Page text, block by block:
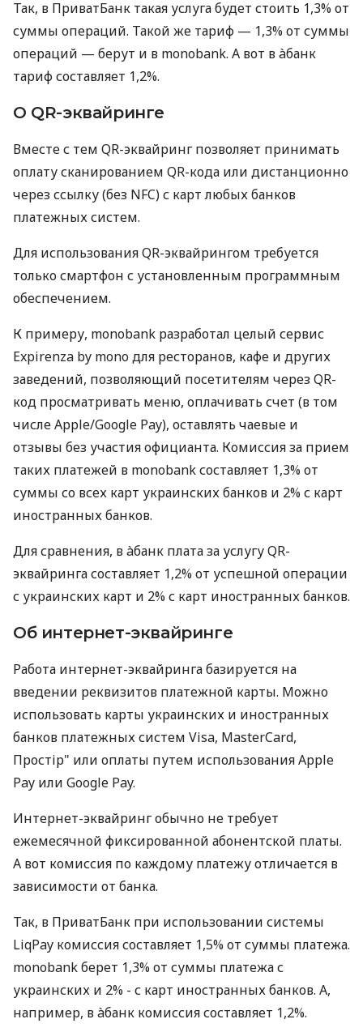
Так, в ПриватБанк такая услуга будет стоить 1,3% от
суммы операций. Такой же тариф — 1,3% от суммы
операций — берут и в monobank. А вот в àбанк
тариф составляет 1,2%.
О QR-эквайринге
Вместе с тем QR-эквайринг позволяет принимать
оплату сканированием QR-кода или дистанционно
через ссылку (без NFC) с карт любых банков
платежных систем.
Для использования QR-эквайрингом требуется
только смартфон с установленным программным
обеспечением.
К примеру, monobank разработал целый сервис
Expirenza by mono для ресторанов, кафе и других
заведений, позволяющий посетителям через QR-
код просматривать меню, оплачивать счет (в том
числе Apple/Google Pay), оставлять чаевые и
отзывы без участия официанта. Комиссия за прием
таких платежей в monobank составляет 1,3% от
суммы со всех карт украинских банков и 2% с карт
иностранных банков.
Для сравнения, в àбанк плата за услугу QR-
эквайринга составляет 1,2% от успешной операции
с украинских карт и 2% с карт иностранных банков.
Об интернет-эквайринге
Работа интернет-эквайринга базируется на
введении реквизитов платежной карты. Можно
использовать карты украинских и иностранных
банков платежных систем Visa, MasterCard,
Простір" или оплаты путем использования Apple
Pay или Google Pay.
Интернет-эквайринг обычно не требует
ежемесячной фиксированной абонентской платы.
А вот комиссия по каждому платежу отличается в
зависимости от банка.
Так, в ПриватБанк при использовании системы
LiqPay комиссия составляет 1,5% от суммы платежа.
monobank берет 1,3% от суммы платежа с
украинских и 2% - с карт иностранных банков. А,
например, в àбанк комиссия составляет 1,2%.